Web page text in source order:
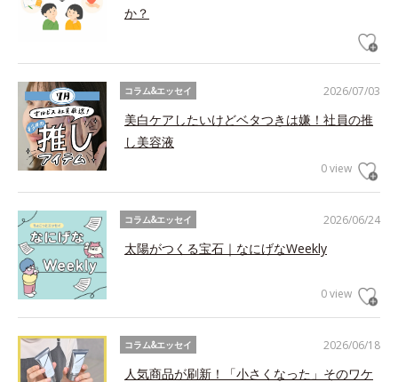
か？
2026/07/03
コラム&エッセイ
美白ケアしたいけどベタつきは嫌！社員の推
し美容液
0 view
2026/06/24
コラム&エッセイ
太陽がつくる宝石｜なにげなWeekly
0 view
2026/06/18
コラム&エッセイ
人気商品が刷新！「小さくなった」そのワケ